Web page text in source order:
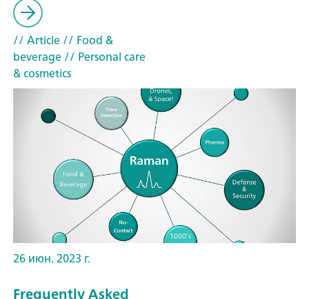
// Article// Food &
beverage// Personal care
& cosmetics
26 июн. 2023 г.
Frequently Asked